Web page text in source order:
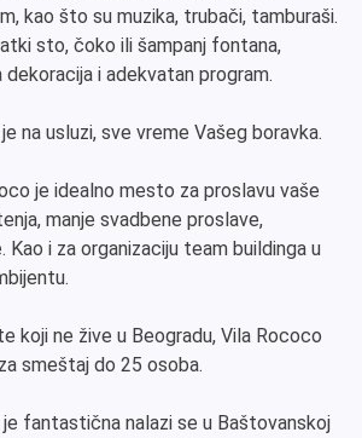
kao što su muzika, trubači, tamburaši.
sto, čoko ili šampanj fontana,
i adekvatan program.
na usluzi, sve vreme Vašeg boravka.
je idealno mesto za proslavu vaše
manje svadbene proslave,
Kao i za organizaciju team buildinga u
koji ne žive u Beogradu, Vila Rococo
smeštaj do 25 osoba.
fantastična nalazi se u Baštovanskoj